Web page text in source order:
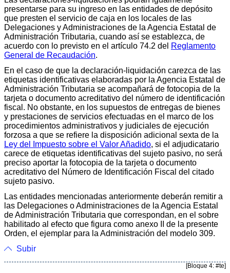
presentarse para su ingreso en las entidades de depósito
que presten el servicio de caja en los locales de las
Delegaciones y Administraciones de la Agencia Estatal de
Administración Tributaria, cuando así se establezca, de
acuerdo con lo previsto en el artículo 74.2 del Reglamento
General de Recaudación.
En el caso de que la declaración-liquidación carezca de las
etiquetas identificativas elaboradas por la Agencia Estatal de
Administración Tributaria se acompañará de fotocopia de la
tarjeta o documento acreditativo del número de identificación
fiscal. No obstante, en los supuestos de entregas de bienes
y prestaciones de servicios efectuadas en el marco de los
procedimientos administrativos y judiciales de ejecución
forzosa a que se refiere la disposición adicional sexta de la
Ley del Impuesto sobre el Valor Añadido, si el adjudicatario
carece de etiquetas identificativas del sujeto pasivo, no será
preciso aportar la fotocopia de la tarjeta o documento
acreditativo del Número de Identificación Fiscal del citado
sujeto pasivo.
Las entidades mencionadas anteriormente deberán remitir a
las Delegaciones o Administraciones de la Agencia Estatal
de Administración Tributaria que correspondan, en el sobre
habilitado al efecto que figura como anexo II de la presente
Orden, el ejemplar para la Administración del modelo 309.
Subir
[Bloque 4: #te]